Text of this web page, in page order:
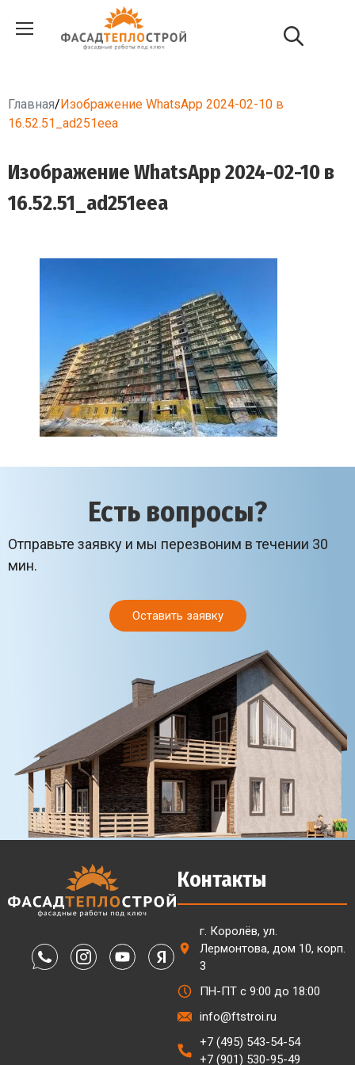
Главная/Изображение WhatsApp 2024-02-10 в
16.52.51_ad251eea
Изображение WhatsApp 2024-02-10 в
16.52.51_ad251eea
Есть вопросы?
Отправьте заявку и мы перезвоним в течении 30
мин.
Оставить заявку
Контакты
г. Королёв, ул.
Лермонтова, дом 10, корп.
3
ПН-ПТ с 9:00 до 18:00
info@ftstroi.ru
+7 (495) 543-54-54
+7 (901) 530-95-49